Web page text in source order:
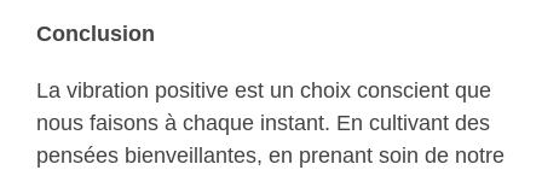
Conclusion
La vibration positive est un choix conscient que
nous faisons à chaque instant. En cultivant des
pensées bienveillantes, en prenant soin de notre